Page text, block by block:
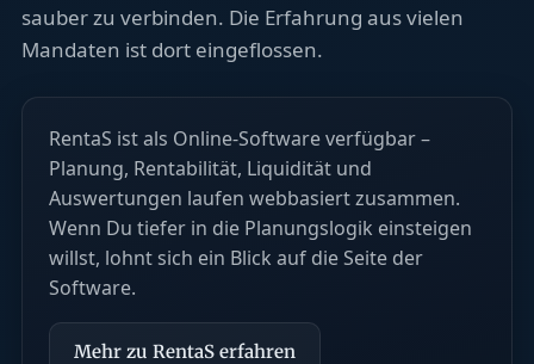
sauber zu verbinden. Die Erfahrung aus vielen
Mandaten ist dort eingeflossen.
RentaS ist als Online-Software verfügbar –
Planung, Rentabilität, Liquidität und
Auswertungen laufen webbasiert zusammen.
Wenn Du tiefer in die Planungslogik einsteigen
willst, lohnt sich ein Blick auf die Seite der
Software.
Mehr zu RentaS erfahren